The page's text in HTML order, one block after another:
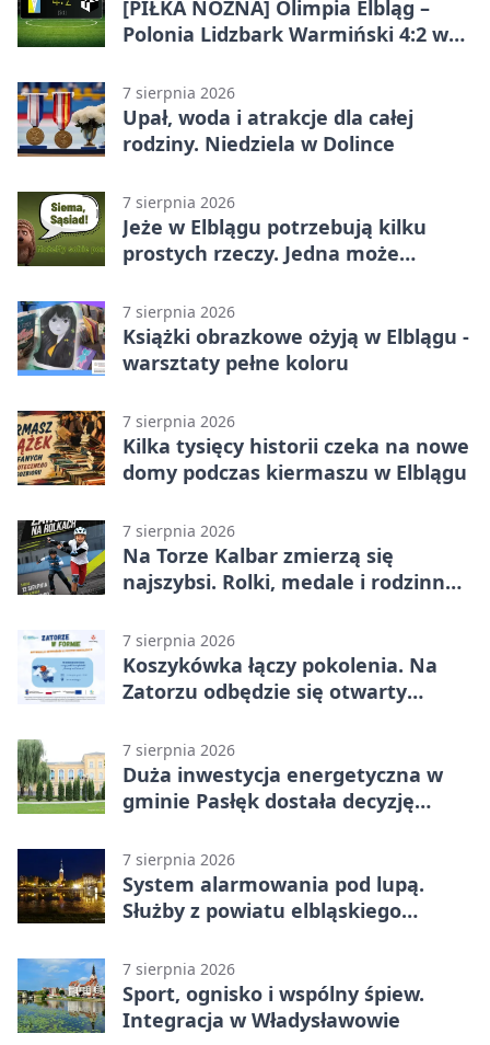
[PIŁKA NOŻNA] Olimpia Elbląg –
Polonia Lidzbark Warmiński 4:2 w
7 sierpnia 2026
Upał, woda i atrakcje dla całej
rodziny. Niedziela w Dolince
7 sierpnia 2026
Jeże w Elblągu potrzebują kilku
prostych rzeczy. Jedna może
7 sierpnia 2026
Książki obrazkowe ożyją w Elblągu -
warsztaty pełne koloru
7 sierpnia 2026
Kilka tysięcy historii czeka na nowe
domy podczas kiermaszu w Elblągu
7 sierpnia 2026
Na Torze Kalbar zmierzą się
najszybsi. Rolki, medale i rodzinna
7 sierpnia 2026
Koszykówka łączy pokolenia. Na
Zatorzu odbędzie się otwarty
7 sierpnia 2026
Duża inwestycja energetyczna w
gminie Pasłęk dostała decyzję
7 sierpnia 2026
System alarmowania pod lupą.
Służby z powiatu elbląskiego
7 sierpnia 2026
Sport, ognisko i wspólny śpiew.
Integracja w Władysławowie